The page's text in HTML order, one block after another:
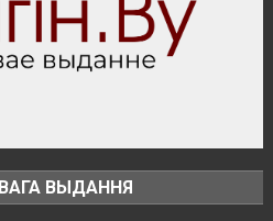
ВЫДАННЯ